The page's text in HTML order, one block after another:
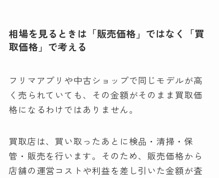
相場を見るときは「販売価格」ではなく「買
取価格」で考える
フリマアプリや中古ショップで同じモデルが高
く売られていても、その金額がそのまま買取価
格になるわけではありません。
買取店は、買い取ったあとに検品・清掃・保
管・販売を行います。そのため、販売価格から
店舗の運営コストや利益を差し引いた金額が査